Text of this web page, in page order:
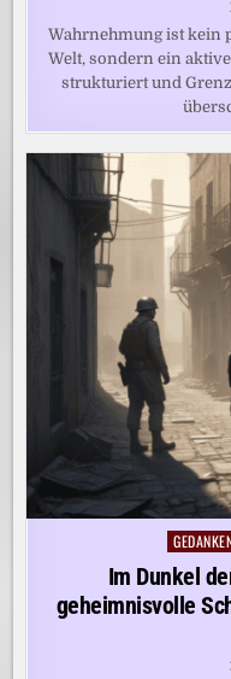
Wahrnehmung ist kein
Welt, sondern ein
strukturiert und
Posted
in
Im Dunkel
geheimnisvolle